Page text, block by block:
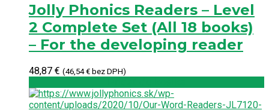
Jolly Phonics Readers – Level
2 Complete Set (All 18 books)
– For the developing reader
48,87 € (46,54€ bez DPH)